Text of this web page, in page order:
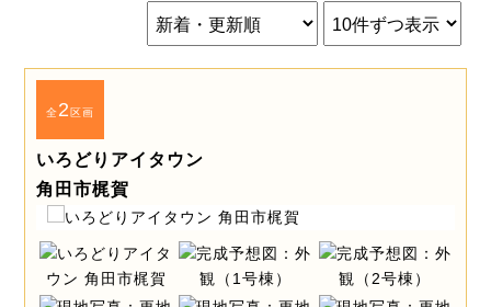
全2区画
いろどりアイタウン
角田市梶賀